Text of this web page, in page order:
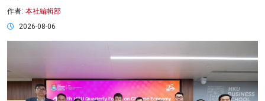
作者: 本社編輯部
2026-08-06